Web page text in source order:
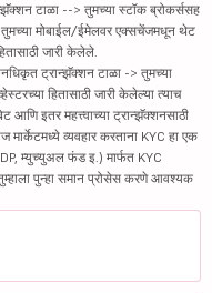
टाळा --> तुमच्या स्टॉक ब्रोकर्ससह
तुमच्या मोबाईल/ईमेलवर एक्सचेंजमधून थेट
जारी केलेले.
ट्रान्झॅक्शन टाळा -> तुमच्या
हितासाठी जारी केलेल्या त्याच
इतर महत्त्वाच्या ट्रान्झॅक्शनसाठी
मार्केटमध्ये व्यवहार करताना KYC हा एक
म्युच्युअल फंड इ.) मार्फत KYC
पुन्हा समान प्रोसेस करणे आवश्यक